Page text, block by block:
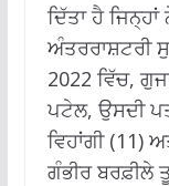
ਦਿੱਤਾ ਹੈ
ਅੰਤਰਰਾਸ਼ਟਰੀ
2022 ਵਿੱਚ,
ਪਟੇਲ, ਉਸਦੀ
ਵਿਹਾਂਗੀ (11)
ਗੰਭੀਰ ਬਰਫ਼ੀਲੇ